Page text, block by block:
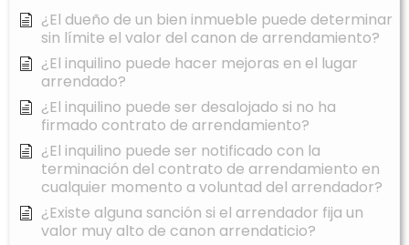
¿El dueño de un bien inmueble puede determinar
sin límite el valor del canon de arrendamiento?
¿El inquilino puede hacer mejoras en el lugar
arrendado?
¿El inquilino puede ser desalojado si no ha
firmado contrato de arrendamiento?
¿El inquilino puede ser notificado con la
terminación del contrato de arrendamiento en
cualquier momento a voluntad del arrendador?
¿Existe alguna sanción si el arrendador fija un
valor muy alto de canon arrendaticio?